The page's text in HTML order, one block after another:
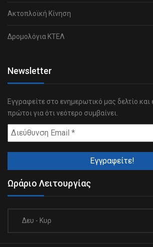
Ακτοπλοϊκή Κίνηση
Δρομολόγια ΚΤΕΛ
Newsletter
Εγγραφείτε στο ενημερωτικό μας δελτίο
πρώτοι για ότι νεότερο συμβαίνει.
Ωράριο Λειτουργίας
Δευ - Κυρ